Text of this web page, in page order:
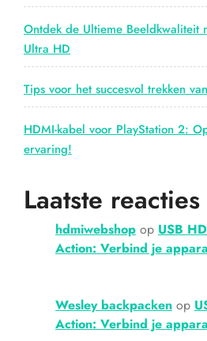
Ontdek de Ultieme Beeldkwaliteit
Ultra HD
Tips voor het succesvol trekken
HDMI-kabel voor PlayStation 2:
ervaring!
Laatste reacties
hdmiwebshop op USB
Action: Verbind je
Wesley backpacken op
Action: Verbind je